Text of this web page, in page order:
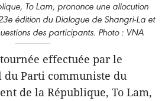
To Lam, prononce une allocution
édition du Dialogue de Shangri-La et
des participants. Photo : VNA
effectuée par le
du Parti communiste du
de la République, To Lam,